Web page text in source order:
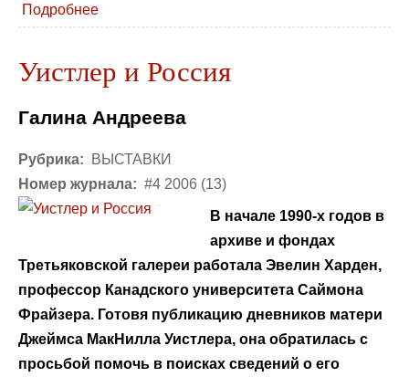
Подробнее
Уистлер и Россия
Галина Андреева
Рубрика:
ВЫСТАВКИ
Номер журнала: #4 2006 (13)
В начале 1990-х годов в
архиве и фондах
Третьяковской галереи работала Эвелин Харден,
профессор Канадского университета Саймона
Фрайзера. Готовя публикацию дневников матери
Джеймса МакНилла Уистлера, она обратилась с
просьбой помочь в поисках сведений о его